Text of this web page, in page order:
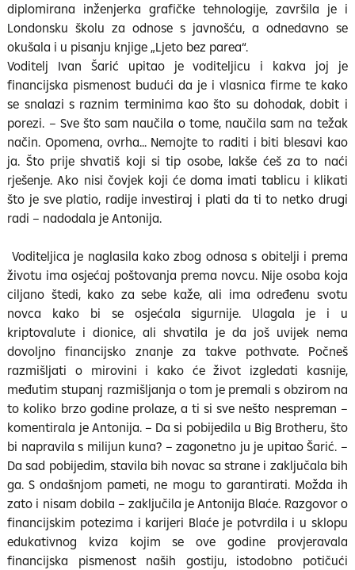
diplomirana inženjerka grafičke tehnologije, završila je i
Londonsku školu za odnose s javnošću, a odnedavno se
okušala i u pisanju knjige „Ljeto bez parea“.
Voditelj Ivan Šarić upitao je voditeljicu i kakva joj je
financijska pismenost budući da je i vlasnica firme te kako
se snalazi s raznim terminima kao što su dohodak, dobit i
porezi. – Sve što sam naučila o tome, naučila sam na težak
način. Opomena, ovrha... Nemojte to raditi i biti blesavi kao
ja. Što prije shvatiš koji si tip osobe, lakše ćeš za to naći
rješenje. Ako nisi čovjek koji će doma imati tablicu i klikati
što je sve platio, radije investiraj i plati da ti to netko drugi
radi – nadodala je Antonija.
Voditeljica je naglasila kako zbog odnosa s obitelji i prema
životu ima osjećaj poštovanja prema novcu. Nije osoba koja
ciljano štedi, kako za sebe kaže, ali ima određenu svotu
novca kako bi se osjećala sigurnije. Ulagala je i u
kriptovalute i dionice, ali shvatila je da još uvijek nema
dovoljno financijsko znanje za takve pothvate. Počneš
razmišljati o mirovini i kako će život izgledati kasnije,
međutim stupanj razmišljanja o tom je premali s obzirom na
to koliko brzo godine prolaze, a ti si sve nešto nespreman –
komentirala je Antonija. – Da si pobijedila u Big Brotheru, što
bi napravila s milijun kuna? – zagonetno ju je upitao Šarić. –
Da sad pobijedim, stavila bih novac sa strane i zaključala bih
ga. S ondašnjom pameti, ne mogu to garantirati. Možda ih
zato i nisam dobila – zaključila je Antonija Blaće. Razgovor o
financijskim potezima i karijeri Blaće je potvrdila i u sklopu
edukativnog kviza kojim se ove godine provjeravala
financijska pismenost naših gostiju, istodobno potičući